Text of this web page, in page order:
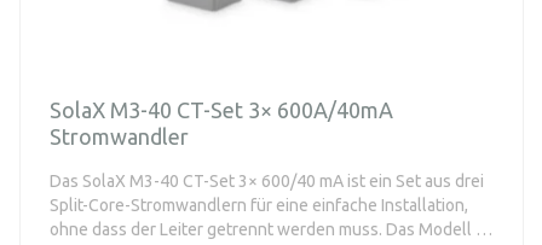
SolaX M3-40 CT-Set 3× 600A/40mA
Stromwandler
Das SolaX M3-40 CT-Set 3× 600/40 mA ist ein Set aus drei
Split-Core-Stromwandlern für eine einfache Installation,
ohne dass der Leiter getrennt werden muss. Das Modell ist